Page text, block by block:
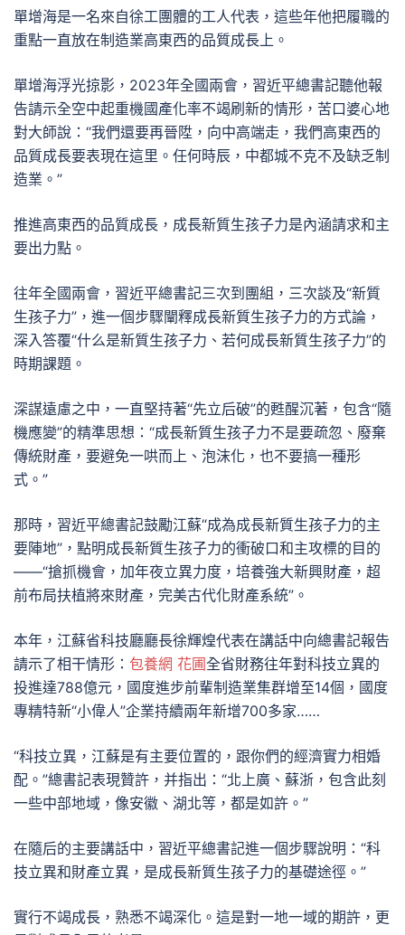
單增海是一名來自徐工團體的工人代表，這些年他把履職的
重點一直放在制造業高東西的品質成長上。
單增海浮光掠影，2023年全國兩會，習近平總書記聽他報
告請示全空中起重機國產化率不竭刷新的情形，苦口婆心地
對大師說：“我們還要再晉陞，向中高端走，我們高東西的
品質成長要表現在這里。任何時辰，中都城不克不及缺乏制
造業。”
推進高東西的品質成長，成長新質生孩子力是內涵請求和主
要出力點。
往年全國兩會，習近平總書記三次到團組，三次談及“新質
生孩子力”，進一個步驟闡釋成長新質生孩子力的方式論，
深入答覆“什么是新質生孩子力、若何成長新質生孩子力”的
時期課題。
深謀遠慮之中，一直堅持著“先立后破”的甦醒沉著，包含“隨
機應變”的精準思想：“成長新質生孩子力不是要疏忽、廢棄
傳統財產，要避免一哄而上、泡沫化，也不要搞一種形
式。”
那時，習近平總書記鼓勵江蘇“成為成長新質生孩子力的主
要陣地”，點明成長新質生孩子力的衝破口和主攻標的目的
——“搶抓機會，加年夜立異力度，培養強大新興財產，超
前布局扶植將來財產，完美古代化財產系統”。
本年，江蘇省科技廳廳長徐輝煌代表在講話中向總書記報告
請示了相干情形： 包養網 花圃全省財務往年對科技立異的
投進達788億元，國度進步前輩制造業集群增至14個，國度
專精特新“小偉人”企業持續兩年新增700多家……
“科技立異，江蘇是有主要位置的，跟你們的經濟實力相婚
配。”總書記表現贊許，并指出：“北上廣、蘇浙，包含此刻
一些中部地域，像安徽、湖北等，都是如許。”
在隨后的主要講話中，習近平總書記進一個步驟說明：“科
技立異和財產立異，是成長新質生孩子力的基礎途徑。”
實行不竭成長，熟悉不竭深化。這是對一地一域的期許，更